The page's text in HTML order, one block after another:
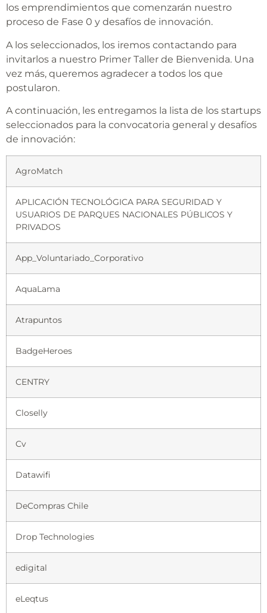
los emprendimientos que comenzarán nuestro
proceso de Fase 0 y desafíos de innovación.
A los seleccionados, los iremos contactando para
invitarlos a nuestro Primer Taller de Bienvenida. Una
vez más, queremos agradecer a todos los que
postularon.
A continuación, les entregamos la lista de los startups
seleccionados para la convocatoria general y desafíos
de innovación:
AgroMatch
APLICACIÓN TECNOLÓGICA PARA SEGURIDAD Y
USUARIOS DE PARQUES NACIONALES PÚBLICOS Y
PRIVADOS
App_Voluntariado_Corporativo
AquaLama
Atrapuntos
BadgeHeroes
CENTRY
Closelly
Cv
Datawifi
DeCompras Chile
Drop Technologies
edigital
eLeqtus